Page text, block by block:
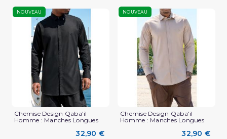
NOUVEAU
Chemise Design Qaba'il
Homme : Manches Longues
32,90 €
NOUVEAU
Chemise Design Qaba'il
Homme : Manches Longues
32,90 €